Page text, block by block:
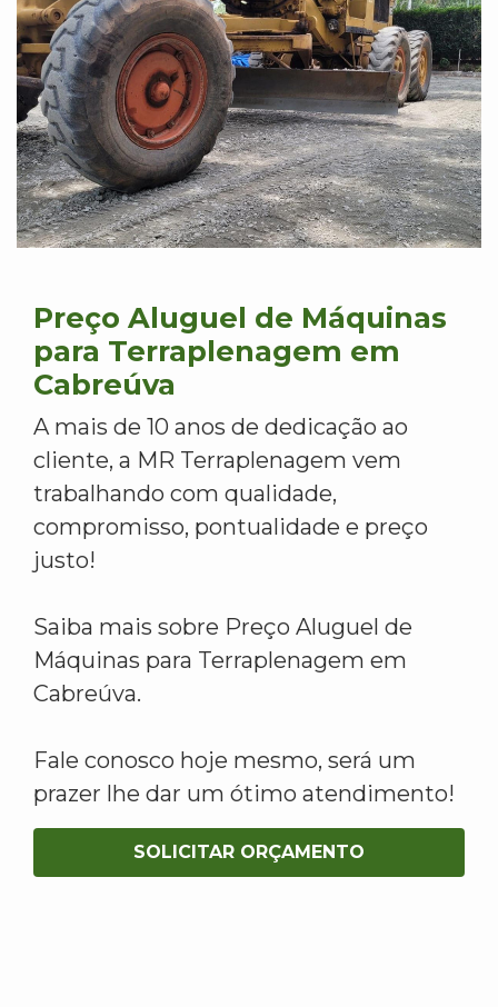
Preço Aluguel de Máquinas
para Terraplenagem em
Cabreúva
A mais de 10 anos de dedicação ao
cliente, a MR Terraplenagem vem
trabalhando com qualidade,
compromisso, pontualidade e preço
justo!
Saiba mais sobre Preço Aluguel de
Máquinas para Terraplenagem em
Cabreúva.
Fale conosco hoje mesmo, será um
prazer lhe dar um ótimo atendimento!
SOLICITAR ORÇAMENTO